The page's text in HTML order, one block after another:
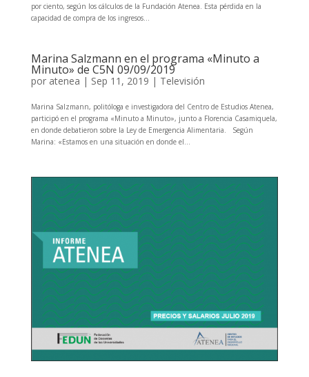
por ciento, según los cálculos de la Fundación Atenea. Esta pérdida en la
capacidad de compra de los ingresos...
Marina Salzmann en el programa «Minuto a
Minuto» de C5N 09/09/2019
por atenea | Sep 11, 2019 | Televisión
Marina Salzmann, politóloga e investigadora del Centro de Estudios Atenea,
participó en el programa «Minuto a Minuto», junto a Florencia Casamiquela,
en donde debatieron sobre la Ley de Emergencia Alimentaria. Según
Marina: «Estamos en una situación en donde el...